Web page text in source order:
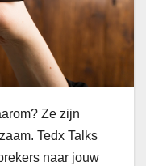
Ze zijn
Tedx Talks
naar jouw